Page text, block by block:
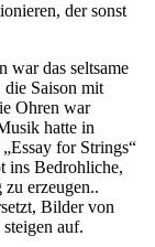
der sonst
war das seltsame
Saison mit
Ohren war
hatte in
for Strings“
ins Bedrohliche,
erzeugen..
Bilder von
auf.